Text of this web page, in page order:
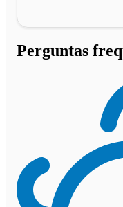
Perguntas